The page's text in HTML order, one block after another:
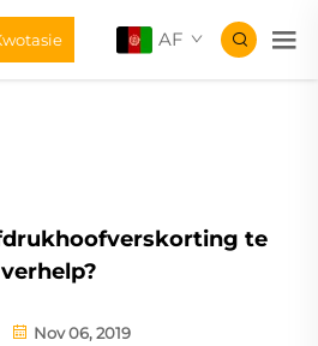
AF
te
verhelp?
Nov 06, 2019